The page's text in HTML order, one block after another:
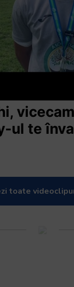
ul te
toate